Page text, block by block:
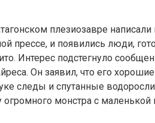
плезиозавре написали
прессе, и появились люди,
Интерес подстегнуло
Он заявил, что его
следы и спутанные
огромного монстра с